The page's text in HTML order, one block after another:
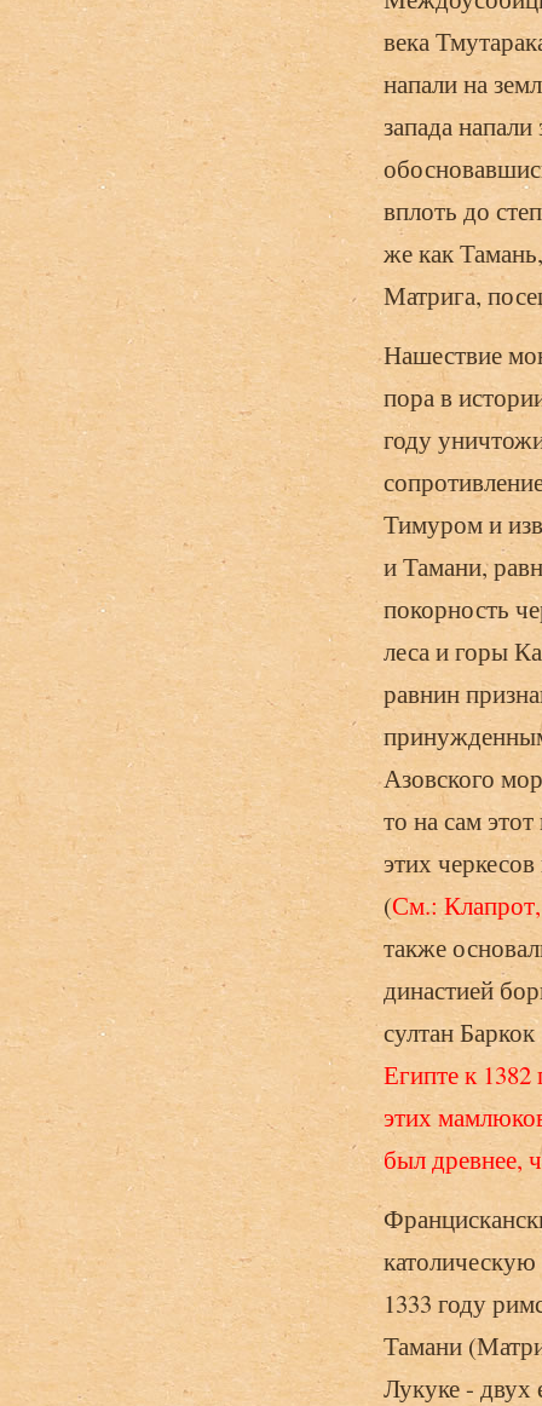
века
напали на
запада
вплоть до
же как
Матрига,
Нашествие
пора в
году
Тимуром и
и Тамани,
покорность
леса и горы
равнин
Азовского
то на сам
этих
(См.:
также
династией
султан Баркок
Египте к 1382
этих
был древнее,
1333 году
Тамани
Лукуке - двух